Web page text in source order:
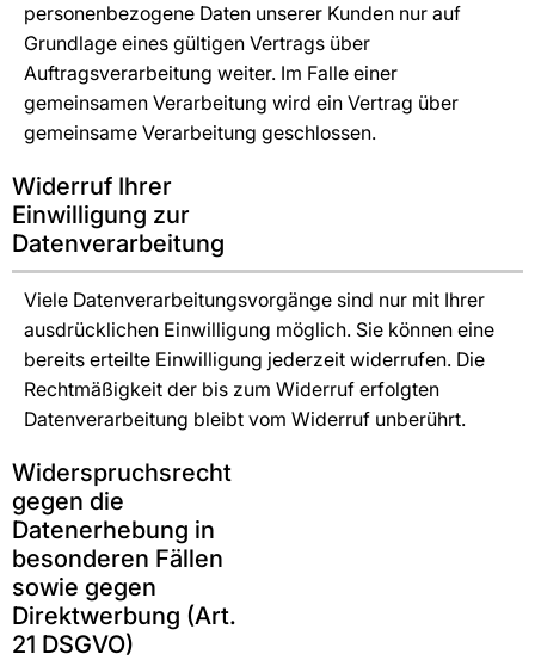
personenbezogene Daten unserer Kunden nur auf
Grundlage eines gültigen Vertrags über
Auftragsverarbeitung weiter. Im Falle einer
gemeinsamen Verarbeitung wird ein Vertrag über
gemeinsame Verarbeitung geschlossen.
Widerruf Ihrer
Einwilligung zur
Datenverarbeitung
Viele Datenverarbeitungsvorgänge sind nur mit Ihrer
ausdrücklichen Einwilligung möglich. Sie können eine
bereits erteilte Einwilligung jederzeit widerrufen. Die
Rechtmäßigkeit der bis zum Widerruf erfolgten
Datenverarbeitung bleibt vom Widerruf unberührt.
Widerspruchsrecht
gegen die
Datenerhebung in
besonderen Fällen
sowie gegen
Direktwerbung (Art.
21 DSGVO)